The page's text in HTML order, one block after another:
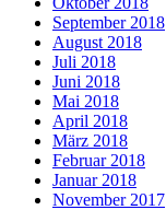
September 2018
August 2018
Juli 2018
Juni 2018
Mai 2018
April 2018
März 2018
Februar 2018
Januar 2018
November 2017